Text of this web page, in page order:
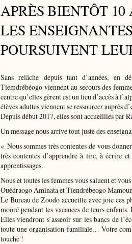
APRÈS BIENTÔT 10
LES
POURSUIVENT
Sans relâche depuis tant d’années, en
Tiemdrébéogo viennent au secours des
centre qu’elles gèrent est un lieu d’accès à
élèves adultes viennent se ressourcer auprès
Depuis début 2017, elles sont accueillies par
Un message nous arrive tout juste des
« Nous sommes très contentes de vous
très contentes d’apprendre à lire, à écrire
apprentissages.
Nous et toutes les femmes vous saluent et
Ouédraogo Aminata et Tiendrébeogo
Le Bureau de Zoodo accueille avec joie ces
mooré pendant les vacances de leurs
Elles viendront s’asseoir sur les bancs de
toute une organisation familiale… Votre
touche !